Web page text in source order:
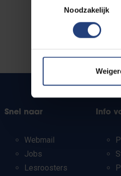
Noodzakelijk
Snel naar
Webmail
Jobs
Lesroosters
Info